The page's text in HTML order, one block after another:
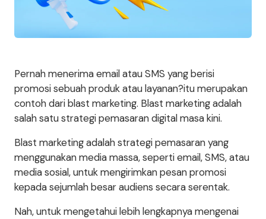
Pernah menerima email atau SMS yang berisi
promosi sebuah produk atau layanan?itu merupakan
contoh dari blast marketing. Blast marketing adalah
salah satu strategi pemasaran digital masa kini.
Blast marketing adalah strategi pemasaran yang
menggunakan media massa, seperti email, SMS, atau
media sosial, untuk mengirimkan pesan promosi
kepada sejumlah besar audiens secara serentak.
Nah, untuk mengetahui lebih lengkapnya mengenai